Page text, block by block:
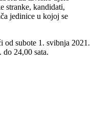
stranke, kandidati,
jedinice u kojoj se
od subote 1. svibnja 2021.
24,00 sata.